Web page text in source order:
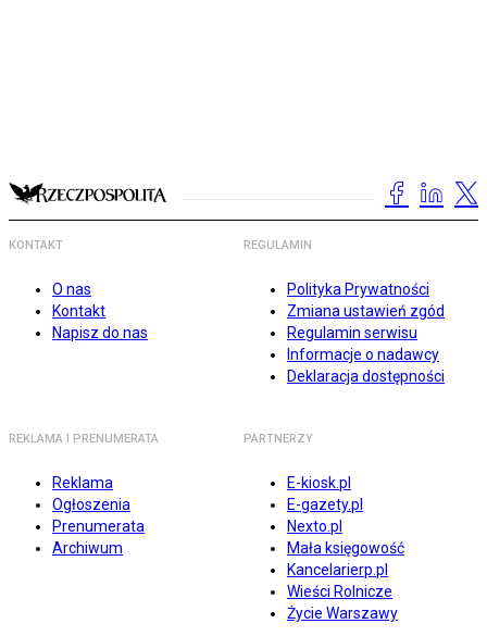
KONTAKT
O nas
Kontakt
Napisz do nas
REGULAMIN
Polityka Prywatności
Zmiana ustawień zgód
Regulamin serwisu
Informacje o nadawcy
Deklaracja dostępności
REKLAMA I PRENUMERATA
Reklama
Ogłoszenia
Prenumerata
Archiwum
PARTNERZY
E-kiosk.pl
E-gazety.pl
Nexto.pl
Mała księgowość
Kancelarierp.pl
Wieści Rolnicze
Życie Warszawy